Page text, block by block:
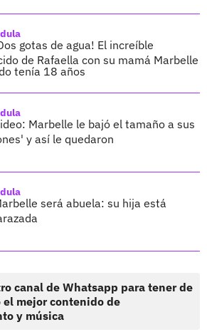
gotas de agua! El increíble
de Rafaella con su mamá Marbelle
tenía 18 años
Marbelle le bajó el tamaño a sus
y así le quedaron
será abuela: su hija está
canal de Whatsapp para tener de
el mejor contenido de
y música